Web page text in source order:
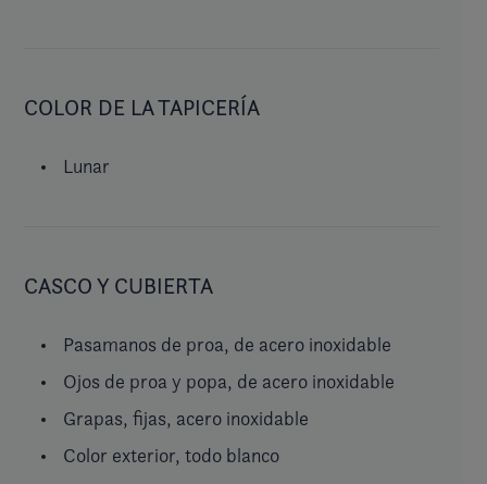
COLOR DE LA TAPICERÍA
Lunar
CASCO Y CUBIERTA
Pasamanos de proa, de acero inoxidable
Ojos de proa y popa, de acero inoxidable
Grapas, fijas, acero inoxidable
Color exterior, todo blanco